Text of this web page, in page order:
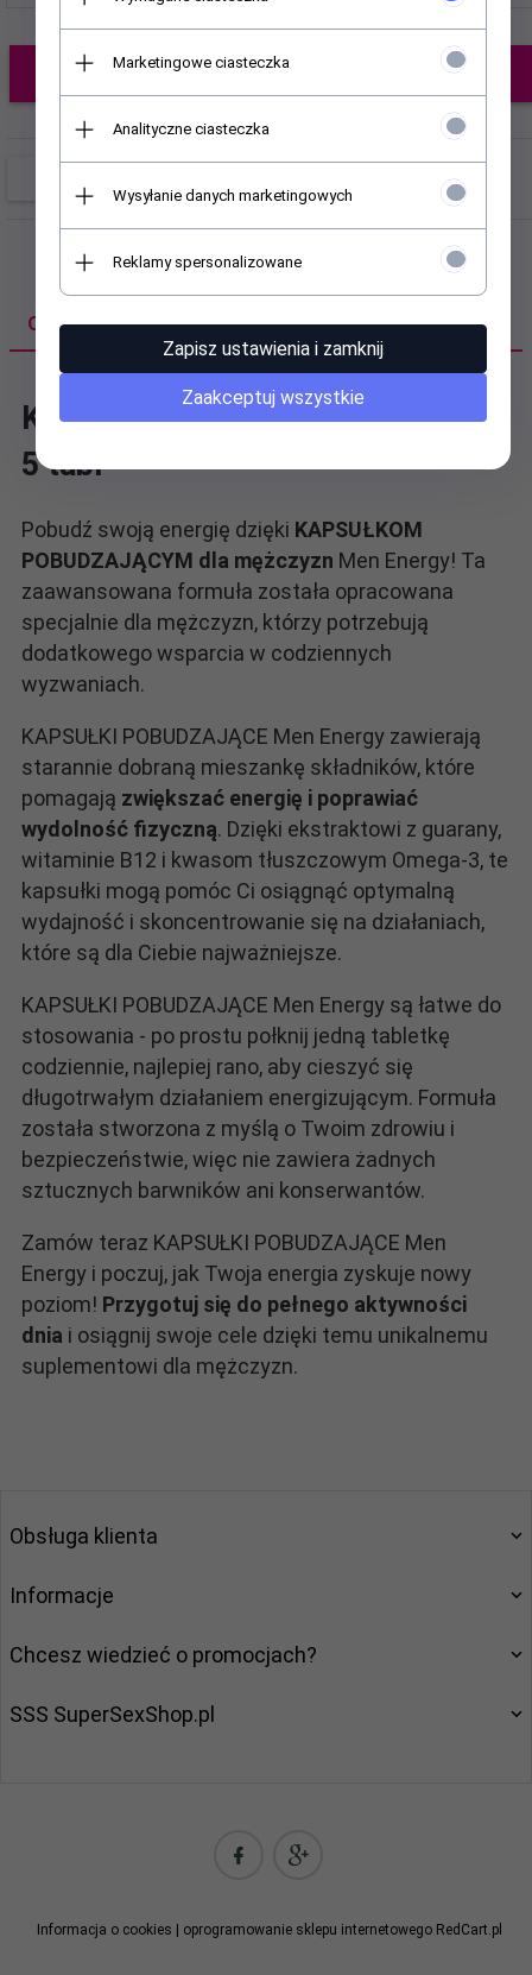
Dodaj do koszyka
OPIS PRODUKTU
Kapsułki pobudzające Men Energy
5 tabl
Pobudź swoją energię dzięki KAPSUŁKOM
POBUDZAJĄCYM dla mężczyzn Men Energy! Ta
zaawansowana formuła została opracowana
specjalnie dla mężczyzn, którzy potrzebują
dodatkowego wsparcia w codziennych
wyzwaniach.
KAPSUŁKI POBUDZAJĄCE Men Energy zawierają
starannie dobraną mieszankę składników, które
pomagają zwiększać energię i poprawiać
wydolność fizyczną. Dzięki ekstraktowi z guarany,
witaminie B12 i kwasom tłuszczowym Omega-3, te
kapsułki mogą pomóc Ci osiągnąć optymalną
wydajność i skoncentrowanie się na działaniach,
które są dla Ciebie najważniejsze.
KAPSUŁKI POBUDZAJĄCE Men Energy są łatwe do
stosowania - po prostu połknij jedną tabletkę
codziennie, najlepiej rano, aby cieszyć się
długotrwałym działaniem energizującym. Formuła
została stworzona z myślą o Twoim zdrowiu i
bezpieczeństwie, więc nie zawiera żadnych
sztucznych barwników ani konserwantów.
Zamów teraz KAPSUŁKI POBUDZAJĄCE Men
Energy i poczuj, jak Twoja energia zyskuje nowy
poziom! Przygotuj się do pełnego aktywności
dnia i osiągnij swoje cele dzięki temu unikalnemu
suplementowi dla mężczyzn.
Obsługa klienta
Informacje
Chcesz wiedzieć o promocjach?
SSS SuperSexShop.pl
Informacja o cookies oprogramowanie sklepu internetowego RedCart.pl
Marketingowe ciasteczka
Analityczne ciasteczka
Wysyłanie danych marketingowych
Reklamy spersonalizowane
Zapisz ustawienia i zamknij
Zaakceptuj wszystkie